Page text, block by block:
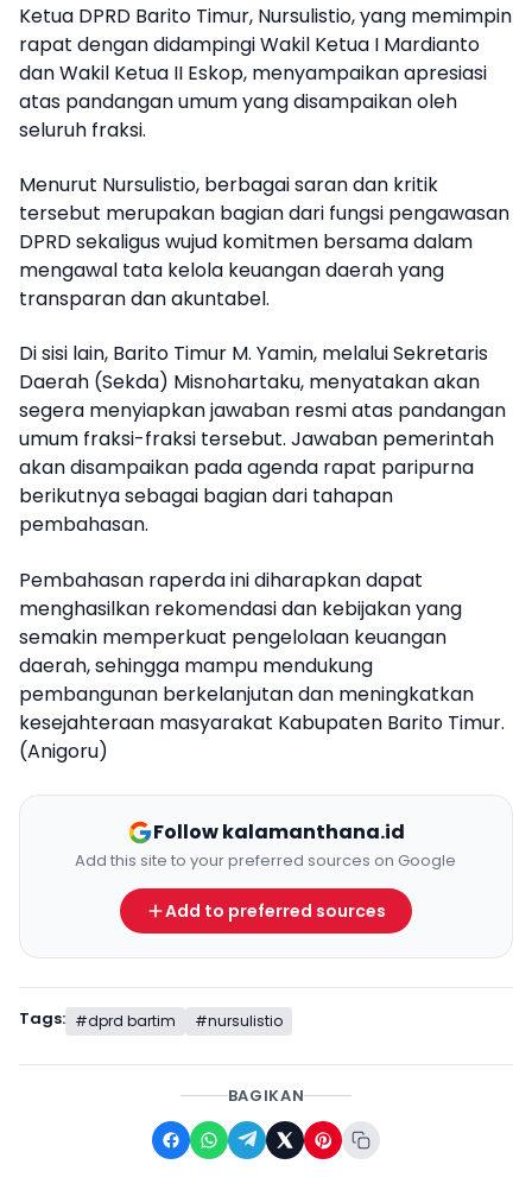
Ketua DPRD Barito Timur, Nursulistio, yang memimpin
rapat dengan didampingi Wakil Ketua I Mardianto
dan Wakil Ketua II Eskop, menyampaikan apresiasi
atas pandangan umum yang disampaikan oleh
seluruh fraksi.
Menurut Nursulistio, berbagai saran dan kritik
tersebut merupakan bagian dari fungsi pengawasan
DPRD sekaligus wujud komitmen bersama dalam
mengawal tata kelola keuangan daerah yang
transparan dan akuntabel.
Di sisi lain, Barito Timur M. Yamin, melalui Sekretaris
Daerah (Sekda) Misnohartaku, menyatakan akan
segera menyiapkan jawaban resmi atas pandangan
umum fraksi-fraksi tersebut. Jawaban pemerintah
akan disampaikan pada agenda rapat paripurna
berikutnya sebagai bagian dari tahapan
pembahasan.
Pembahasan raperda ini diharapkan dapat
menghasilkan rekomendasi dan kebijakan yang
semakin memperkuat pengelolaan keuangan
daerah, sehingga mampu mendukung
pembangunan berkelanjutan dan meningkatkan
kesejahteraan masyarakat Kabupaten Barito Timur.
(Anigoru)
Follow kalamanthana.id
Add this site to your preferred sources on Google
Add to preferred sources
Tags: #dprd bartim #nursulistio
BAGIKAN